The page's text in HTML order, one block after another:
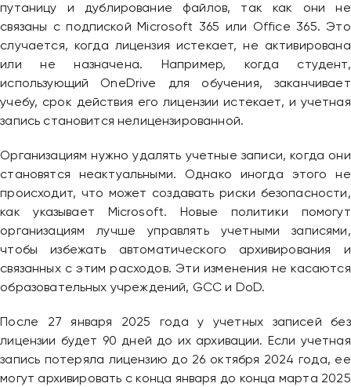
путаницу и дублирование файлов, так как они не
связаны с подпиской Microsoft 365 или Office 365. Это
случается, когда лицензия истекает, не активирована
или не назначена. Например, когда студент,
использующий OneDrive для обучения, заканчивает
учебу, срок действия его лицензии истекает, и учетная
запись становится нелицензированной.
Организациям нужно удалять учетные записи, когда они
становятся неактуальными. Однако иногда этого не
происходит, что может создавать риски безопасности,
как указывает Microsoft. Новые политики помогут
организациям лучше управлять учетными записями,
чтобы избежать автоматического архивирования и
связанных с этим расходов. Эти изменения не касаются
образовательных учреждений, GCC и DoD.
После 27 января 2025 года у учетных записей без
лицензии будет 90 дней до их архивации. Если учетная
запись потеряла лицензию до 26 октября 2024 года, ее
могут архивировать с конца января до конца марта 2025